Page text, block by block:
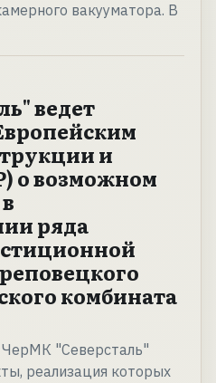
вакууматора. В
ведет
и
о возможном
ряда
комбината
"Северсталь"
реализация которых